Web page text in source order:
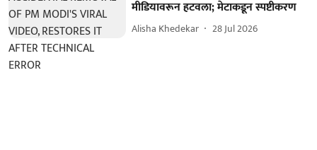
मीडियावरून हटवला; मेटाकडून स्पष्टीकरण
Alisha Khedekar 28 Jul 2026